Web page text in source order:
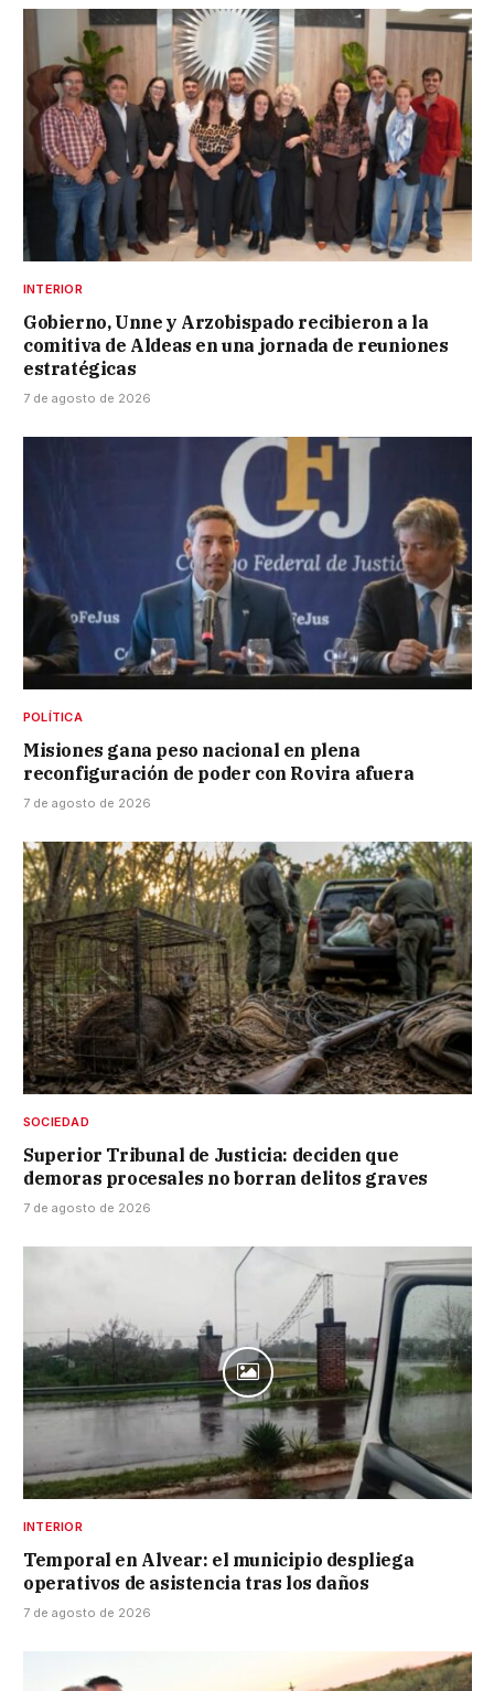
INTERIOR
Gobierno, Unne y Arzobispado recibieron a la
comitiva de Aldeas en una jornada de reuniones
estratégicas
7 de agosto de 2026
POLÍTICA
Misiones gana peso nacional en plena
reconfiguración de poder con Rovira afuera
7 de agosto de 2026
SOCIEDAD
Superior Tribunal de Justicia: deciden que
demoras procesales no borran delitos graves
7 de agosto de 2026
INTERIOR
Temporal en Alvear: el municipio despliega
operativos de asistencia tras los daños
7 de agosto de 2026